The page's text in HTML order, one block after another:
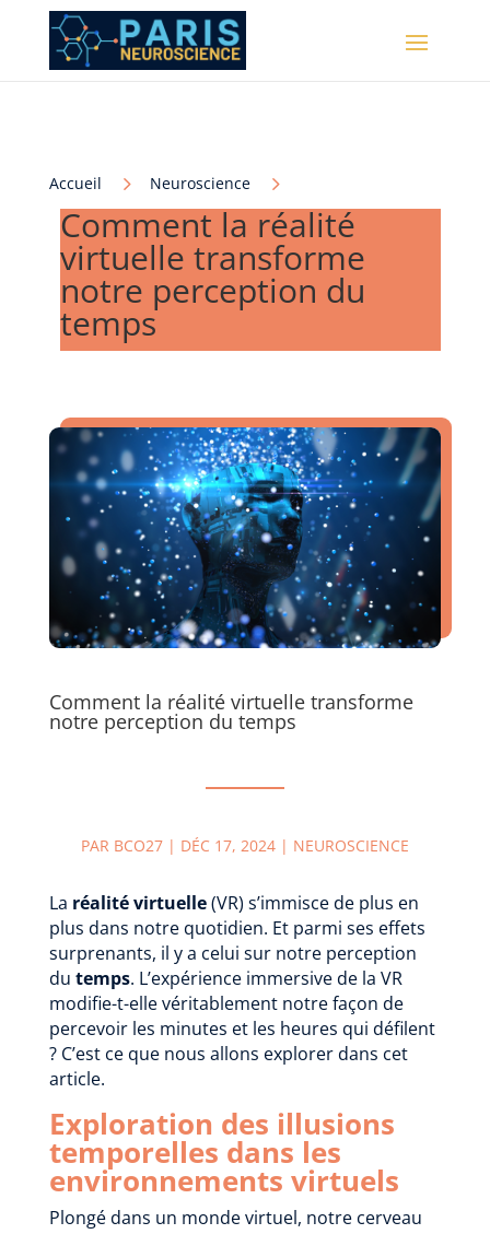
Accueil 5 Neuroscience 5
Comment la réalité
virtuelle transforme
notre perception du
temps
Comment la réalité virtuelle transforme
notre perception du temps
PAR BCO27| DÉC 17, 2024| NEUROSCIENCE
La réalité virtuelle(VR) s’immisce de plus en
plus dans notre quotidien. Et parmi ses effets
surprenants, il y a celui sur notre perception
du temps. L’expérience immersive de la VR
modifie-t-elle véritablement notre façon de
percevoir les minutes et les heures qui défilent
? C’est ce que nous allons explorer dans cet
article.
Exploration des illusions
temporelles dans les
environnements virtuels
Plongé dans un monde virtuel, notre cerveau